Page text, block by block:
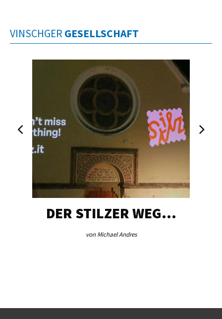
VINSCHGER GESELLSCHAFT
DER STILZER WEG…
von Michael Andres